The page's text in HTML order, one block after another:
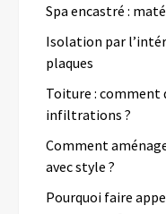
Spa encastré :
Isolation par
plaques
Toiture : comment
infiltrations ?
Comment
avec style ?
Pourquoi faire